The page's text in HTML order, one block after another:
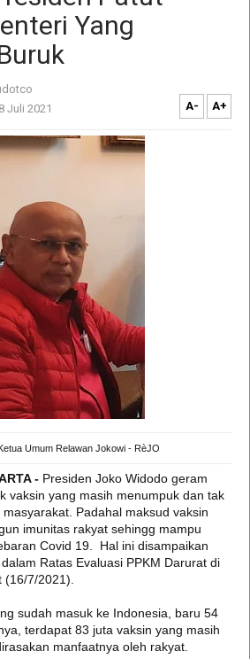
Yang
Juli 2021 A- A+
Umum Relawan Jokowi - RèJO
- Presiden Joko Widodo geram
vaksin yang masih menumpuk dan tak
Padahal maksud vaksin
imunitas rakyat sehingg mampu
Covid 19. Hal ini disampaikan
Ratas Evaluasi PPKM Darurat di
7/2021).
sudah masuk ke Indonesia, baru 54
terdapat 83 juta vaksin yang masih
manfaatnya oleh rakyat.